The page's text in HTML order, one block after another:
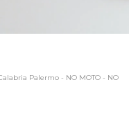
Palermo - NO MOTO - NO